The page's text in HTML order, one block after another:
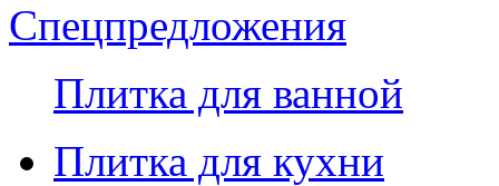
Спецпредложения
Плитка для ванной
Плитка для кухни